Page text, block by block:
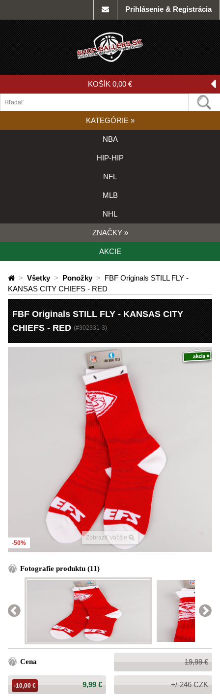
Prihlásenie & Registrácia
KOŠÍK 0,00 €
KATEGÓRIE »
NBA
HIP-HIP
NFL
MLB
NHL
ZNAČKY »
AKCIE
> Všetky > Ponožky > FBF Originals STILL FLY -
KANSAS CITY CHIEFS - RED
FBF Originals STILL FLY - KANSAS CITY
CHIEFS - RED (#302331-3)
Zobraziť väčšie
-50%
Fotografie produktu (11)
Cena
Bežná
cena:
19,99 €
Cena:
9,99 €
-10,00 € +/-246 CZK